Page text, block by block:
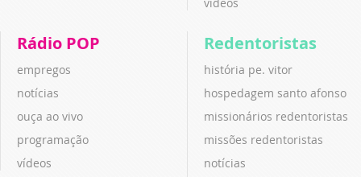
Rádio POP
empregos
notícias
ouça ao vivo
programação
vídeos
Redentoristas
história pe. vitor
hospedagem santo afonso
missionários redentoristas
missões redentoristas
notícias